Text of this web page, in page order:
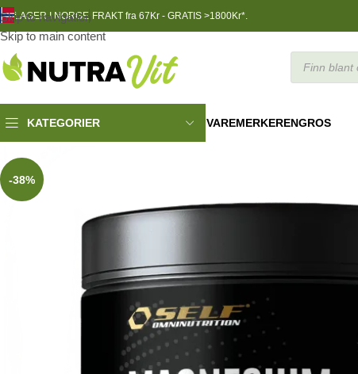
Skip to navigation
Skip to main content
LAGER I NORGEFRAKT fra 67Kr - GRATIS >1800Kr*.
KATEGORIER VAREMERKERENGROS
-38%